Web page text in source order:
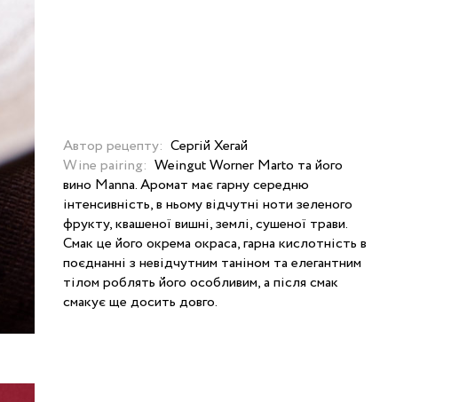
Автор рецепту: Сергій Хегай
Wine pairing: Weingut Worner Marto та його
вино Manna. Аромат має гарну середню
інтенсивність, в ньому відчутні ноти зеленого
фрукту, квашеної вишні, землі, сушеної трави.
Смак це його окрема окраса, гарна кислотність в
поєднанні з невідчутним таніном та елегантним
тілом роблять його особливим, а після смак
смакує ще досить довго.